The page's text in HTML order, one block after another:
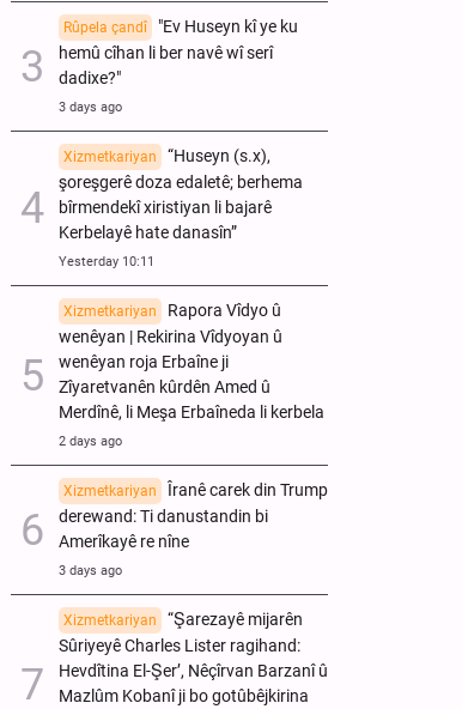
Rûpela çandî
"Ev Huseyn kî ye ku
hemû cîhan li ber navê wî serî
dadixe?"
3 days ago
Xizmetkariyan
“Huseyn (s.x),
şoreşgerê doza edaletê; berhema
bîrmendekî xiristiyan li bajarê
Kerbelayê hate danasîn”
Yesterday 10:11
Xizmetkariyan
Rapora Vîdyo û
wenêyan | Rekirina Vîdyoyan û
wenêyan roja Erbaîne ji
Zîyaretvanên kûrdên Amed û
Merdînê, li Meşa Erbaîneda li kerbela
2 days ago
Xizmetkariyan
Îranê carek din Trump
derewand: Ti danustandin bi
Amerîkayê re nîne
3 days ago
Xizmetkariyan
“Şarezayê mijarên
Sûriyeyê Charles Lister ragihand:
Hevdîtina El-Şer’, Nêçîrvan Barzanî û
Mazlûm Kobanî ji bo gotûbêjkirina